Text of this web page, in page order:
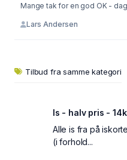
Mange tak for en god OK -
Lars Andersen
Tilbud fra samme kategori
Is - halv pris -
Alle is fra på
(i forhold...